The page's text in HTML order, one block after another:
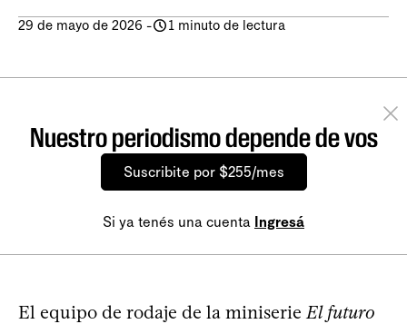
29 de mayo de 2026 - 1 minuto de lectura
Nuestro periodismo depende de vos
Suscribite por $255/mes
Si ya tenés una cuenta Ingresá
El equipo de rodaje de la miniserie El futuro